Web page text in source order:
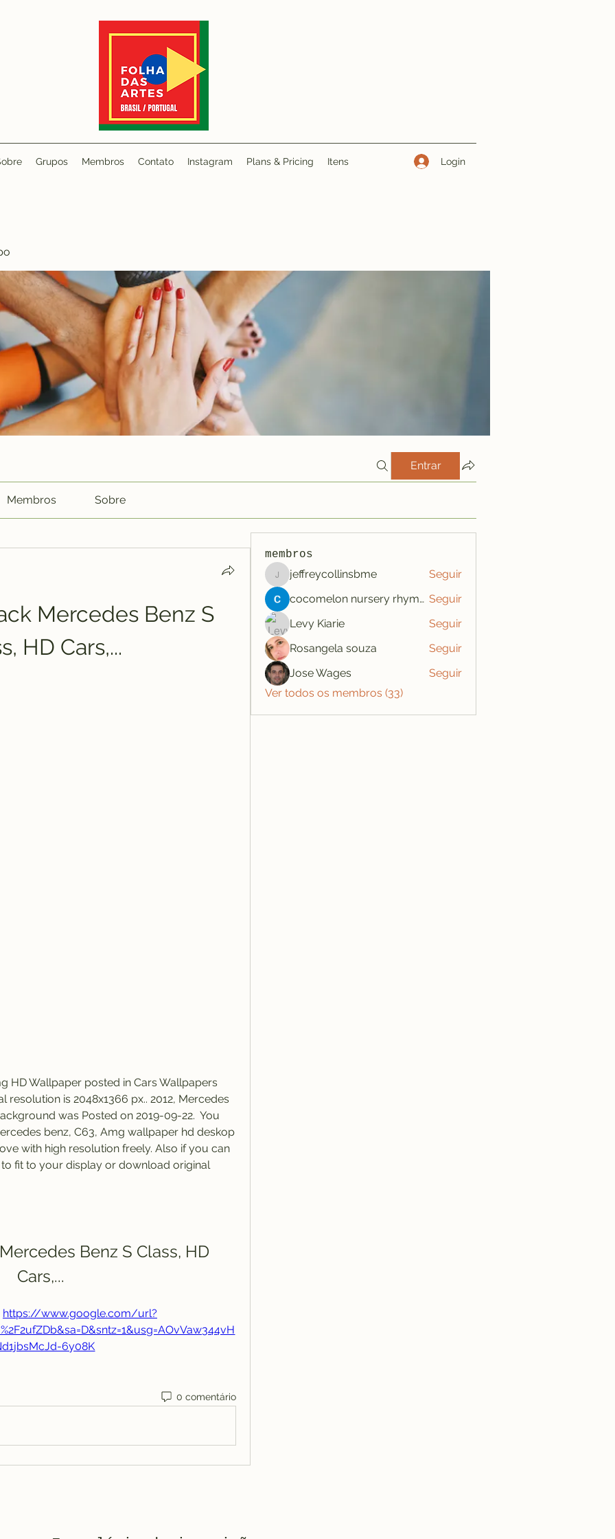
Grupos Membros Contato Instagram Plans & Pricing Itens Login
Entrar
Membros Sobre
Mercedes Benz S
HD Cars,...
HD Wallpaper posted in Cars Wallpapers
is 2048x1366 px.. 2012, Mercedes
was Posted on 2019-09-22.  You
benz, C63, Amg wallpaper hd deskop
with high resolution freely. Also if you can
fit to your display or download original
Benz S Class, HD
Cars,...
https://www.google.com/url?
6y08K
0 comentário
membros
jeffreycollinsbme
jeffreycollinsbme
Seguir
cocomelon nursery rhymes Seguir
Levy Kiarie
Seguir
Rosangela souza
Seguir
Jose Wages
Seguir
Ver todos os membros (33)